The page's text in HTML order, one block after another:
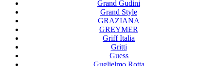
Grand Gudini
Grand Style
GRAZIANA
GREYMER
Griff Italia
Gritti
Guess